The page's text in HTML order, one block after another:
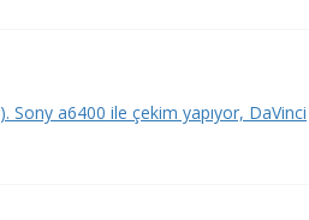
Sony a6400 ile çekim yapıyor, DaVinci